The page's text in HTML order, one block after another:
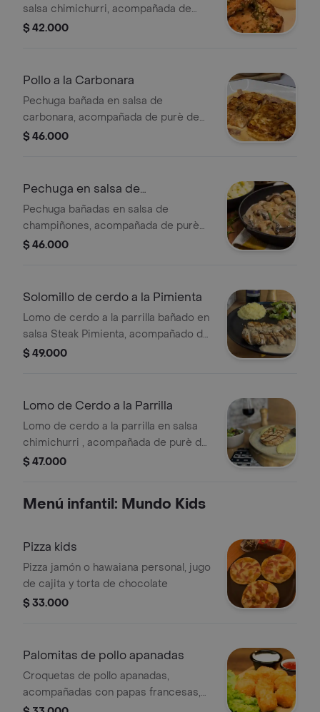
salsa chimichurri, acompañada de
purè de papas y ensalada de la casa.
$ 42.000
Pollo a la Carbonara
Pechuga bañada en salsa de
carbonara, acompañada de purè de
papas y ensalada de la casa. (250Gr)
$ 46.000
Pechuga en salsa de
champiñones
Pechuga bañadas en salsa de
champiñones, acompañada de purè
de papas y ensalada de la casa.
$ 46.000
Solomillo de cerdo a la Pimienta
Lomo de cerdo a la parrilla bañado en
salsa Steak Pimienta, acompañado de
puré de papas y ensalada de la casa.
$ 49.000
Lomo de Cerdo a la Parrilla
Lomo de cerdo a la parrilla en salsa
chimichurri , acompañada de purè de
papas y ensalada de la casa. (250Gr)
$ 47.000
Menú infantil: Mundo Kids
Pizza kids
Pizza jamón o hawaiana personal, jugo
de cajita y torta de chocolate
$ 33.000
Palomitas de pollo apanadas
Croquetas de pollo apanadas,
acompañadas con papas francesas,
mini brownie y jugo en cajita.